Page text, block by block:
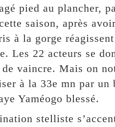
pied au plancher,
saison, après
à la gorge
Les 22 acteurs se
vaincre. Mais on
à la 33e mn par
Yaméogo blessé.
stelliste